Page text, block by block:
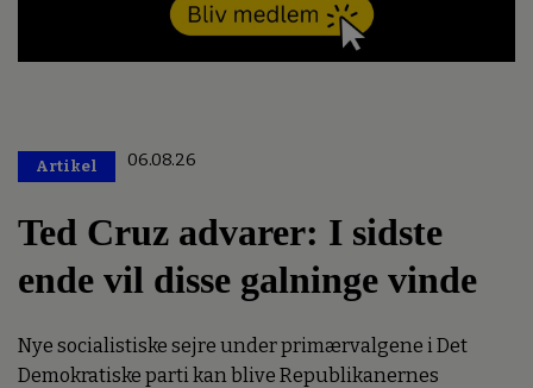
Artikel 06.08.26
Ted Cruz advarer: I sidste
ende vil disse galninge vinde
Nye socialistiske sejre under primærvalgene i Det
Demokratiske parti kan blive Republikanernes